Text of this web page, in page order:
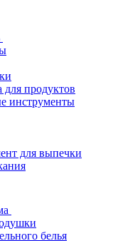
продуктов
инструменты
для выпечки
белья